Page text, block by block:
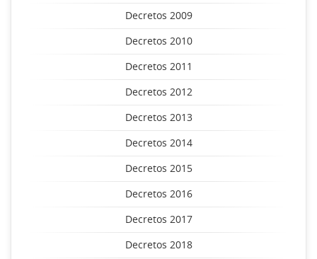
Decretos 2009
Decretos 2010
Decretos 2011
Decretos 2012
Decretos 2013
Decretos 2014
Decretos 2015
Decretos 2016
Decretos 2017
Decretos 2018